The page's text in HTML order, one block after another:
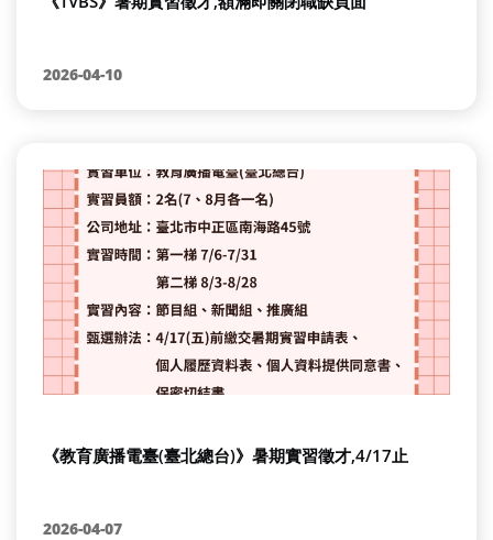
2026-04-10
《教育廣播電臺(臺北總台)》暑期實習徵才,4/17止
2026-04-07